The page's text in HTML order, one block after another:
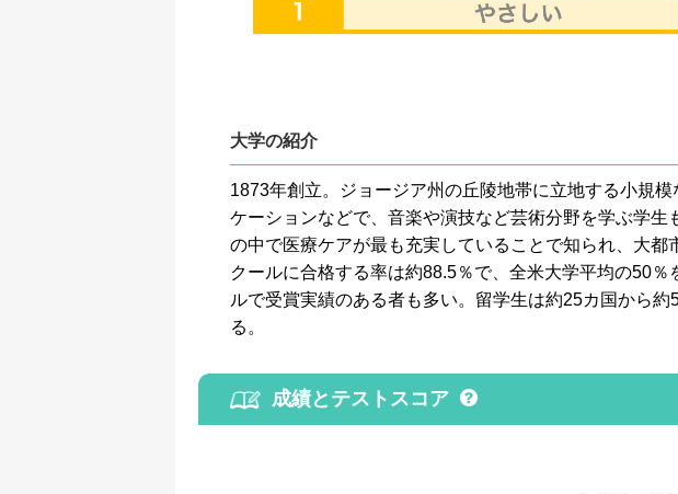
大学の紹介
1873年創立。ジョージア州の丘陵地帯に立地する小規
ケーションなどで、音楽や演技など芸術分野を学ぶ学
の中で医療ケアが最も充実していることで知られ、大
クールに合格する率は約88.5％で、全米大学平均の50
ルで受賞実績のある者も多い。留学生は約25カ国から
る。
成績とテストスコア